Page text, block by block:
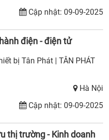
Cập nhật: 09-09-2025
điện - điện tử
bị Tân Phát | TÂN PHÁT
Hà Nội
Cập nhật: 09-09-2025
thị trường - Kinh doanh